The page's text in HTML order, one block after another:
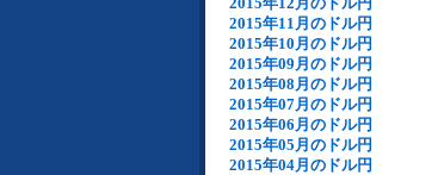
2015年11月のドル円
2015年10月のドル円
2015年09月のドル円
2015年08月のドル円
2015年07月のドル円
2015年06月のドル円
2015年05月のドル円
2015年04月のドル円